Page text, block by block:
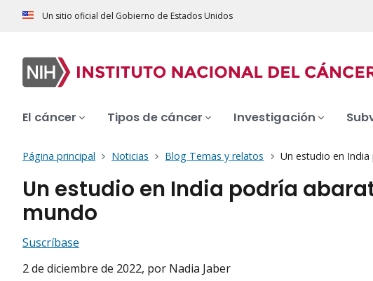
Un sitio oficial del Gobierno de Estados Unidos
El cáncer Tipos de cáncer Investigación
Página principal Noticias Blog Temas y relatos Un estudio en
Un estudio en India podría
mundo
Suscríbase
2 de diciembre de 2022, por Nadia Jaber